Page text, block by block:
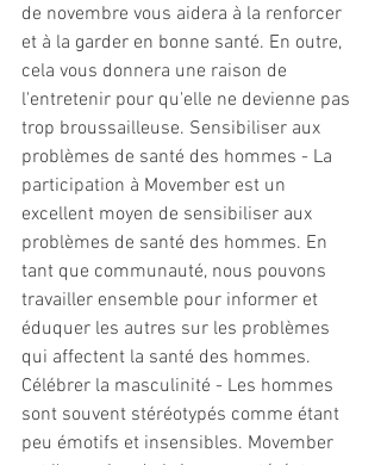
de novembre vous aidera à la renforcer
et à la garder en bonne santé. En outre,
cela vous donnera une raison de
l'entretenir pour qu'elle ne devienne pas
trop broussailleuse. Sensibiliser aux
problèmes de santé des hommes - La
participation à Movember est un
excellent moyen de sensibiliser aux
problèmes de santé des hommes. En
tant que communauté, nous pouvons
travailler ensemble pour informer et
éduquer les autres sur les problèmes
qui affectent la santé des hommes.
Célébrer la masculinité - Les hommes
sont souvent stéréotypés comme étant
peu émotifs et insensibles. Movember